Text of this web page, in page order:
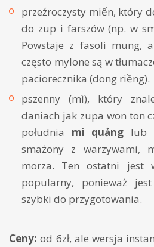
przeźroczysty miến, który
do zup i farszów (np. w
Powstaje z fasoli mung,
często mylone są w
paciorecznika (dong riềng).
pszenny (mì), który
daniach jak zupa won ton
południa mì quảng lub
smażony z warzywami,
morza. Ten ostatni jest
popularny, ponieważ
szybki do przygotowania.
Ceny: od 6zł, ale wersja